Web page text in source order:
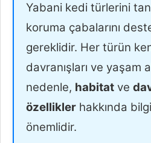
Yabani kedi türlerini
koruma çabalarını
gereklidir. Her türün
davranışları ve yaşam
nedenle, habitat ve
özellikler hakkında
önemlidir.